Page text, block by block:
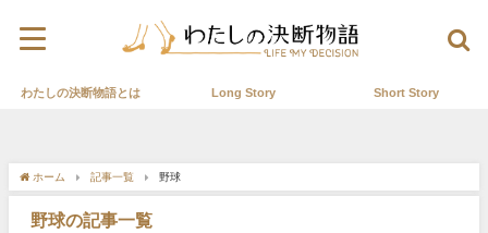
わたしの決断物語とは Long Story Short Story
ホーム 記事一覧 野球
野球の記事一覧